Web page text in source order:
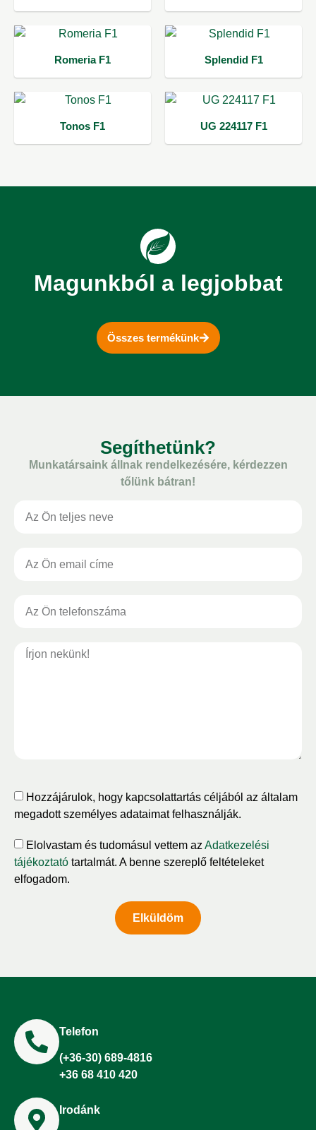
Romeria F1 Splendid F1
Tonos F1 UG 224117 F1
Magunkból a legjobbat
Összes termékünk
Segíthetünk?
Munkatársaink állnak rendelkezésére, kérdezzen
tőlünk bátran!
Hozzájárulok, hogy kapcsolattartás céljából az általam
megadott személyes adataimat felhasználják.
Elolvastam és tudomásul vettem az Adatkezelési
tájékoztató tartalmát. A benne szereplő feltételeket
elfogadom.
Elküldöm
Telefon
(+36-30) 689-4816
+36 68 410 420
Irodánk